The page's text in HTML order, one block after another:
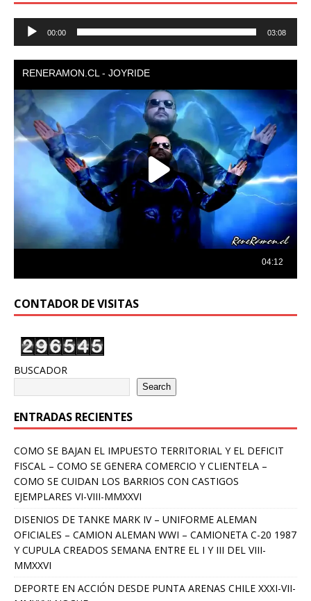
Reproductor
00:00 03:08
CONTADOR DE VISITAS
BUSCADOR
Search
ENTRADAS RECIENTES
COMO SE BAJAN EL IMPUESTO TERRITORIAL Y EL DEFICIT
FISCAL – COMO SE GENERA COMERCIO Y CLIENTELA –
COMO SE CUIDAN LOS BARRIOS CON CASTIGOS
EJEMPLARES VI-VIII-MMXXVI
DISENIOS DE TANKE MARK IV – UNIFORME ALEMAN
OFICIALES – CAMION ALEMAN WWI – CAMIONETA C-20 1987
Y CUPULA CREADOS SEMANA ENTRE EL I Y III DEL VIII-
MMXXVI
DEPORTE EN ACCIÓN DESDE PUNTA ARENAS CHILE XXXI-VII-